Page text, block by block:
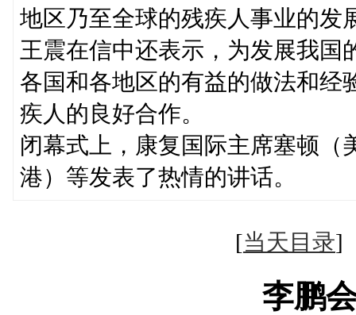
地区乃至全球的残疾人事业的发
王震在信中还表示，为发展我国
各国和各地区的有益的做法和经
疾人的良好合作。
闭幕式上，康复国际主席塞顿（
港）等发表了热情的讲话。
[当天目录
李鹏